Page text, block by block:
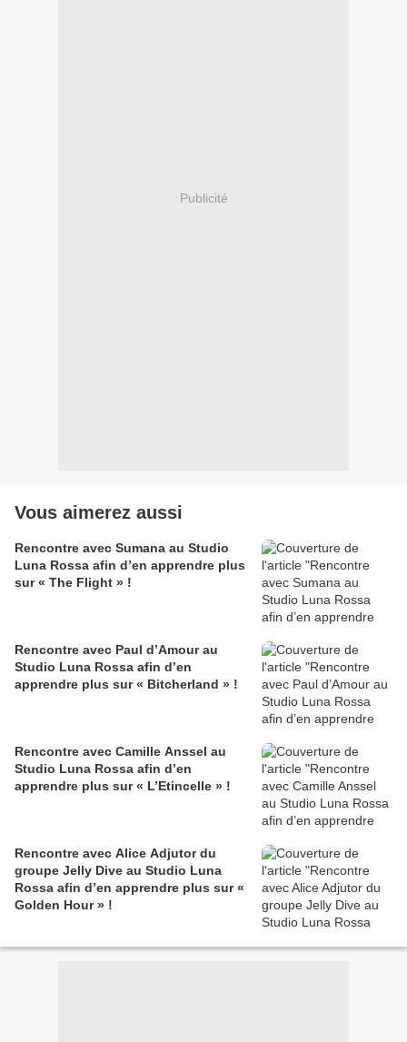
Publicité
Vous aimerez aussi
Rencontre avec Sumana au Studio
Luna Rossa afin d’en apprendre plus
sur « The Flight » !
Rencontre avec Paul d’Amour au
Studio Luna Rossa afin d’en
apprendre plus sur « Bitcherland » !
Rencontre avec Camille Anssel au
Studio Luna Rossa afin d’en
apprendre plus sur « L’Etincelle » !
Rencontre avec Alice Adjutor du
groupe Jelly Dive au Studio Luna
Rossa afin d’en apprendre plus sur «
Golden Hour » !